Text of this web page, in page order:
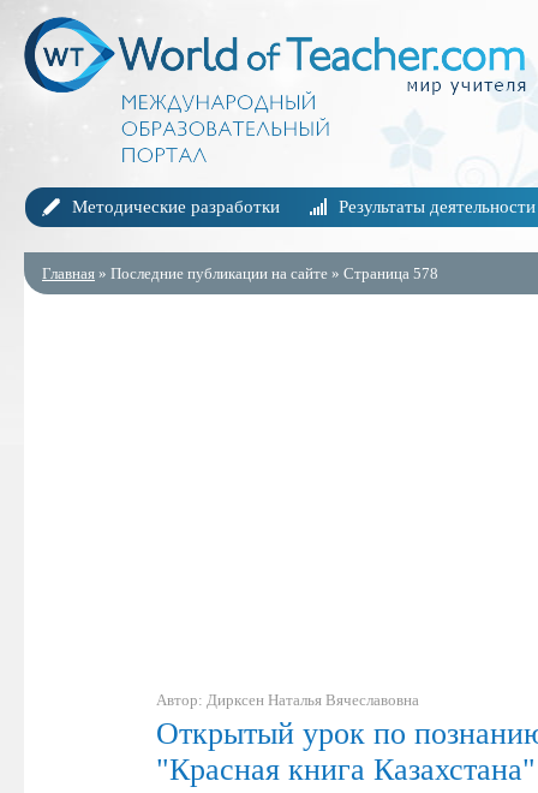
Методические разработки Результаты деятельности
Главная » Последние публикации на сайте » Страница 578
Автор: Дирксен Наталья Вячеславовна
Открытый урок по
"Красная книга Казахстана"